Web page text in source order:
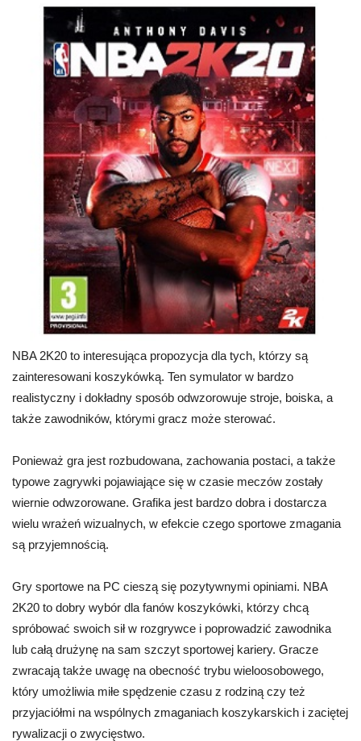
NBA 2K20 to interesująca propozycja dla tych, którzy są
zainteresowani koszykówką. Ten symulator w bardzo
realistyczny i dokładny sposób odwzorowuje stroje, boiska, a
także zawodników, którymi gracz może sterować.
Ponieważ gra jest rozbudowana, zachowania postaci, a także
typowe zagrywki pojawiające się w czasie meczów zostały
wiernie odwzorowane. Grafika jest bardzo dobra i dostarcza
wielu wrażeń wizualnych, w efekcie czego sportowe zmagania
są przyjemnością.
Gry sportowe na PC cieszą się pozytywnymi opiniami. NBA
2K20 to dobry wybór dla fanów koszykówki, którzy chcą
spróbować swoich sił w rozgrywce i poprowadzić zawodnika
lub całą drużynę na sam szczyt sportowej kariery. Gracze
zwracają także uwagę na obecność trybu wieloosobowego,
który umożliwia miłe spędzenie czasu z rodziną czy też
przyjaciółmi na wspólnych zmaganiach koszykarskich i zaciętej
rywalizacji o zwycięstwo.